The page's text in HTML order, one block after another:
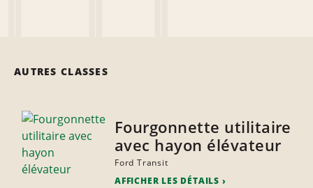
AUTRES CLASSES
Fourgonnette utilitaire
avec hayon élévateur
Ford Transit
AFFICHER LES DÉTAILS